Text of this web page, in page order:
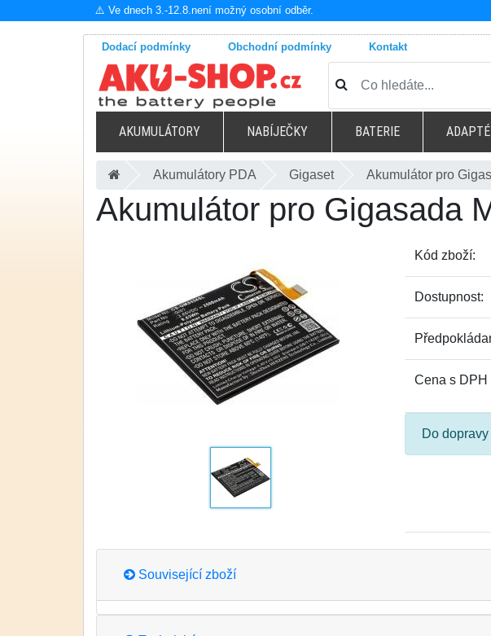
⚠️ Ve dnech 3.-12.8.není možný osobní odběr.
Dodací podmínky Obchodní podmínky Kontakt
AKUMULÁTORY NABÍJEČKY BATERIE
Akumulátory PDA Gigaset Akumulátor pro
Akumulátor pro Gigasada
Kód zboží:
Dostupnost:
Cena s DPH
Do
Související zboží